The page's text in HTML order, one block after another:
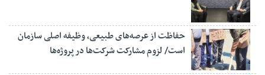
حفاظت از عرصه‌های طبیعی، وظیفه اصلی سازمان
است/ لزوم مشارکت شرکت‌ها در پروژه‌ها